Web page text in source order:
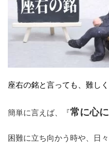
座右の銘と言っても、難し
簡単に言えば、『常に心
困難に立ち向かう時や、日